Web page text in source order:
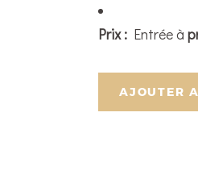
Prix : Entrée à
AJOUTER